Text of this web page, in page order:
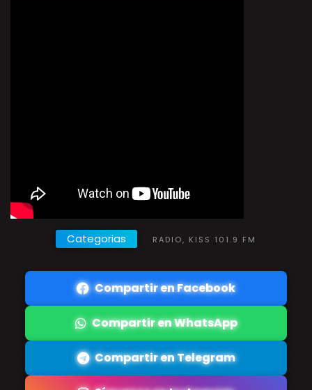
Categorias RADIO, KISS 101.9 FM
Compartir en Facebook
Compartir en WhatsApp
Compartir en Telegram